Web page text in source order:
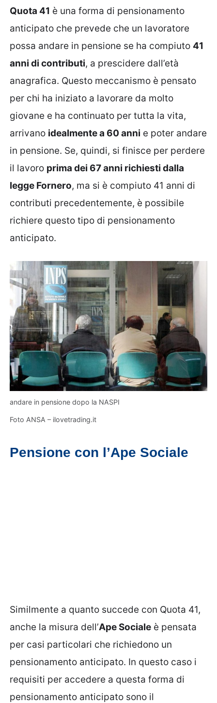
Quota 41 è una forma di pensionamento
anticipato che prevede che un lavoratore
possa andare in pensione se ha compiuto 41
anni di contributi, a prescidere dall’età
anagrafica. Questo meccanismo è pensato
per chi ha iniziato a lavorare da molto
giovane e ha continuato per tutta la vita,
arrivano idealmente a 60 anni e poter andare
in pensione. Se, quindi, si finisce per perdere
il lavoro prima dei 67 anni richiesti dalla
legge Fornero, ma si è compiuto 41 anni di
contributi precedentemente, è possibile
richiere questo tipo di pensionamento
anticipato.
andare in pensione dopo la NASPI
Foto ANSA – ilovetrading.it
Pensione con l’Ape Sociale
Similmente a quanto succede con Quota 41,
anche la misura dell’Ape Sociale è pensata
per casi particolari che richiedono un
pensionamento anticipato. In questo caso i
requisiti per accedere a questa forma di
pensionamento anticipato sono il